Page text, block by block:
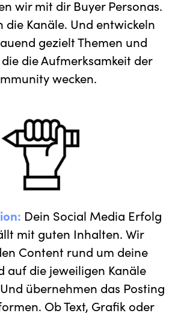
wir mit dir Buyer Personas.
die Kanäle. Und entwickeln
gezielt Themen und
die Aufmerksamkeit der
wecken.
Dein Social Media Erfolg
mit guten Inhalten. Wir
Content rund um deine
auf die jeweiligen Kanäle
übernehmen das Posting
Ob Text, Grafik oder